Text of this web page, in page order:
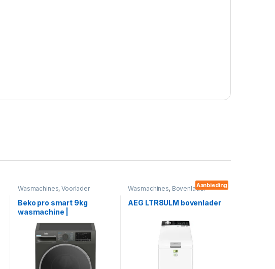
Wasmachines,Voorlader
Beko pro smart 9kg
wasmachine |
B3WM49410M2
Aanbieding
Wasmachines, Bovenlader
AEG LTR8ULM bovenlader